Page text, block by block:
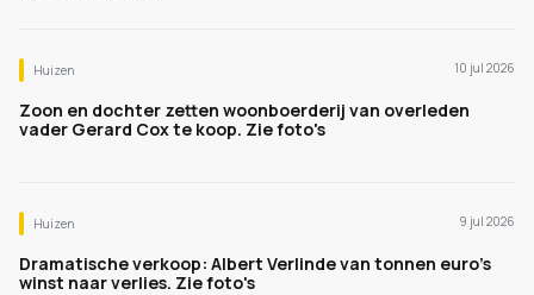
Huizen 10 jul 2026
Zoon en dochter zetten woonboerderij van overleden
vader Gerard Cox te koop. Zie foto's
Huizen 9 jul 2026
Dramatische verkoop: Albert Verlinde van tonnen euro's
winst naar verlies. Zie foto's